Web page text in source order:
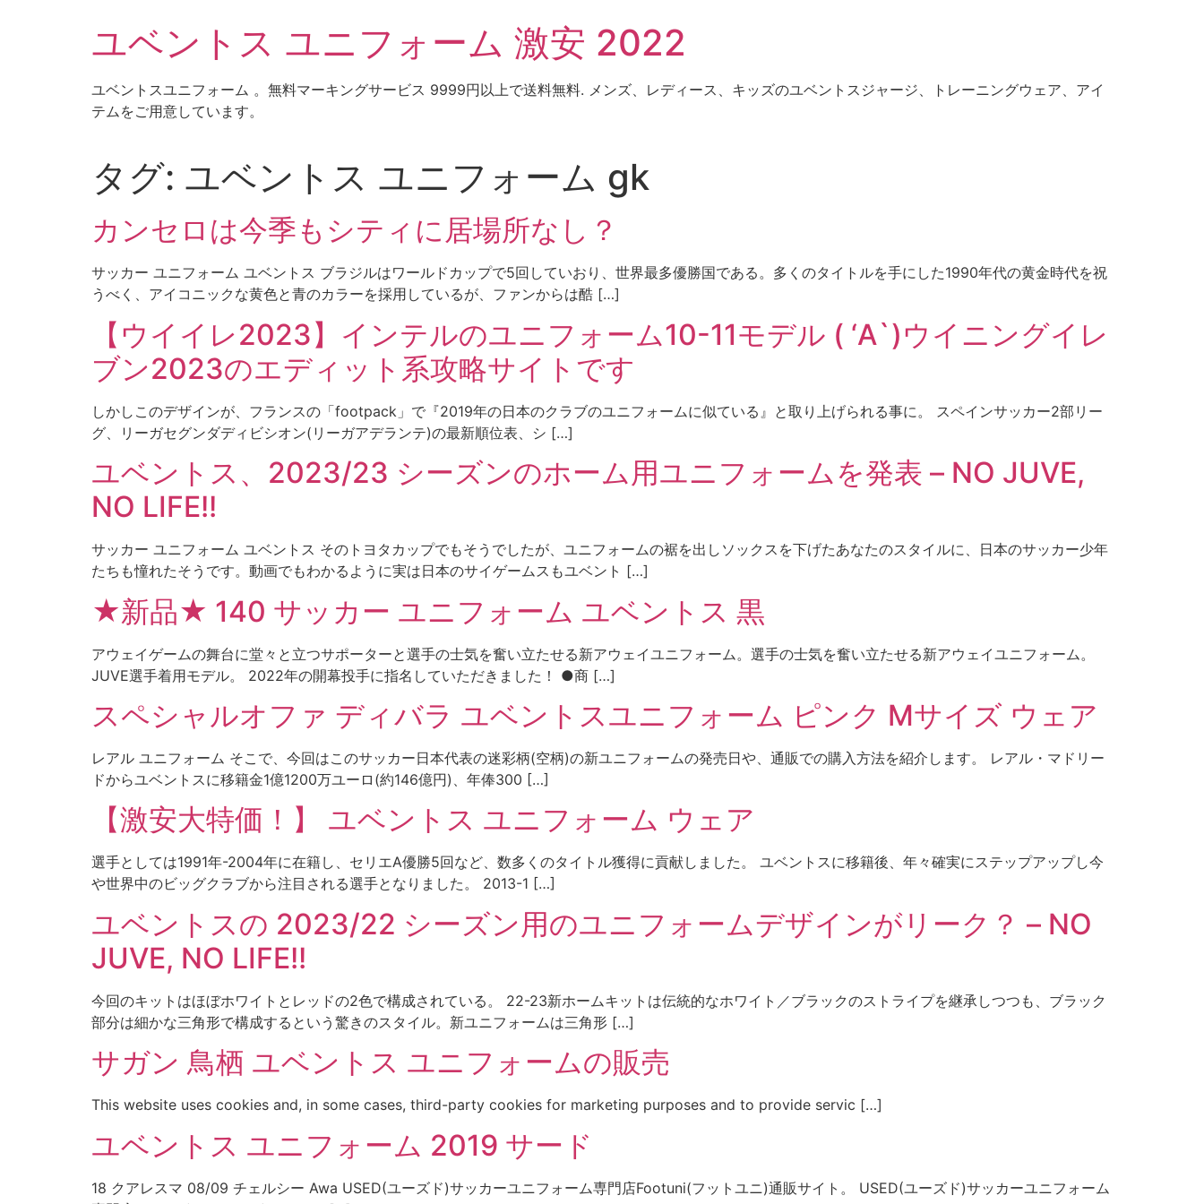
ユベントス ユニフォーム 激安 2022
ユベントスユニフォーム 。無料マーキングサービス 9999円以上で送料無料. メンズ、レディース、キッズのユベントスジャージ、トレーニングウェア、アイ
テムをご用意しています。
タグ: ユベントス ユニフォーム gk
カンセロは今季もシティに居場所なし？
サッカー ユニフォーム ユベントス ブラジルはワールドカップで5回していおり、世界最多優勝国である。多くのタイトルを手にした1990年代の黄金時代を祝
うべく、アイコニックな黄色と青のカラーを採用しているが、ファンからは酷 […]
【ウイイレ2023】インテルのユニフォーム10-11モデル ( ‘A`)ウイニングイレ
ブン2023のエディット系攻略サイトです
しかしこのデザインが、フランスの「footpack」で『2019年の日本のクラブのユニフォームに似ている』と取り上げられる事に。 スペインサッカー2部リー
グ、リーガセグンダディビシオン(リーガアデランテ)の最新順位表、シ […]
ユベントス、2023/23 シーズンのホーム用ユニフォームを発表 – NO JUVE,
NO LIFE!!
サッカー ユニフォーム ユベントス そのトヨタカップでもそうでしたが、ユニフォームの裾を出しソックスを下げたあなたのスタイルに、日本のサッカー少年
たちも憧れたそうです。動画でもわかるように実は日本のサイゲームスもユベント […]
★新品★ 140 サッカー ユニフォーム ユベントス 黒
アウェイゲームの舞台に堂々と立つサポーターと選手の士気を奮い立たせる新アウェイユニフォーム。選手の士気を奮い立たせる新アウェイユニフォーム。
JUVE選手着用モデル。 2022年の開幕投手に指名していただきました！ ●商 […]
スペシャルオファ ディバラ ユベントスユニフォーム ピンク Mサイズ ウェア
レアル ユニフォーム そこで、今回はこのサッカー日本代表の迷彩柄(空柄)の新ユニフォームの発売日や、通販での購入方法を紹介します。 レアル・マドリー
ドからユベントスに移籍金1億1200万ユーロ(約146億円)、年俸300 […]
【激安大特価！】 ユベントス ユニフォーム ウェア
選手としては1991年-2004年に在籍し、セリエA優勝5回など、数多くのタイトル獲得に貢献しました。 ユベントスに移籍後、年々確実にステップアップし今
や世界中のビッグクラブから注目される選手となりました。 2013-1 […]
ユベントスの 2023/22 シーズン用のユニフォームデザインがリーク？ – NO
JUVE, NO LIFE!!
今回のキットはほぼホワイトとレッドの2色で構成されている。 22-23新ホームキットは伝統的なホワイト／ブラックのストライプを継承しつつも、ブラック
部分は細かな三角形で構成するという驚きのスタイル。新ユニフォームは三角形 […]
サガン 鳥栖 ユベントス ユニフォームの販売
This website uses cookies and, in some cases, third-party cookies for marketing purposes and to provide servic […]
ユベントス ユニフォーム 2019 サード
18 クアレスマ 08/09 チェルシー Awa USED(ユーズド)サッカーユニフォーム専門店Footuni(フットユニ)通販サイト。 USED(ユーズド)サッカーユニフォーム